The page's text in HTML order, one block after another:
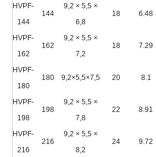
HVPF-
144
144
9,2 × 5,5 ×
6,8
18 6.48
HVPF-
162
162
9,2 × 5,5 ×
7,2
18 7.29
HVPF-
180
180 9,2×5,5×7,5 20 8.1
HVPF-
198
198
9,2 × 5,5 ×
7,8
22 8.91
HVPF-
216
216
9,2 × 5,5 ×
8,2
24 9.72